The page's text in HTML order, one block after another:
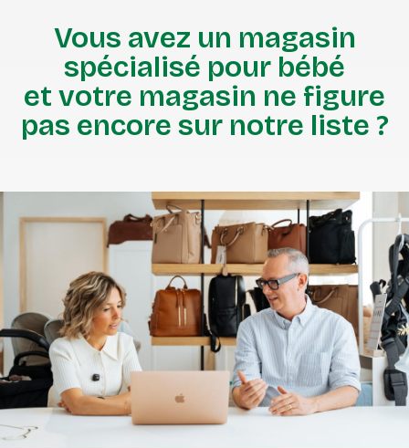
Vous avez un magasin
spécialisé pour bébé
et votre magasin ne figure
pas encore sur notre liste ?